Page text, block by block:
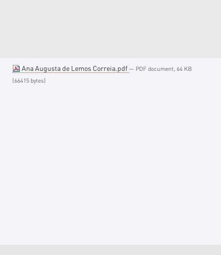
Ana Augusta de Lemos Correia.pdf — PDF document, 64 KB
(66415 bytes)